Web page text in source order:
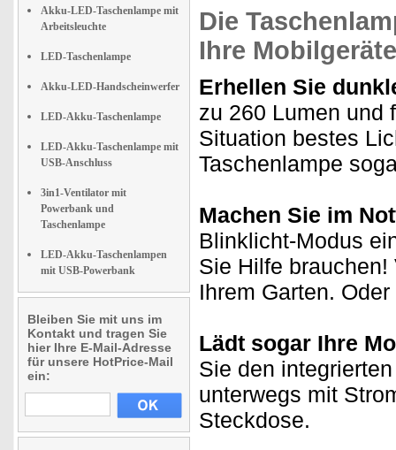
Akku-LED-Taschenlampe mit
Arbeitsleuchte
LED-Taschenlampe
Akku-LED-Handscheinwerfer
LED-Akku-Taschenlampe
LED-Akku-Taschenlampe mit
USB-Anschluss
3in1-Ventilator mit
Powerbank und
Taschenlampe
LED-Akku-Taschenlampen
mit USB-Powerbank
Bleiben Sie mit uns im
Kontakt und tragen Sie
hier Ihre E-Mail-Adresse
für unsere HotPrice-Mail
ein:
Die
Ihre
Erhellen Sie
zu 260 Lumen und
Situation bestes
Taschenlampe
Machen Sie im
Blinklicht-Modus
Sie Hilfe
Ihrem Garten.
Lädt sogar Ihre
Sie den
unterwegs mit
Steckdose.